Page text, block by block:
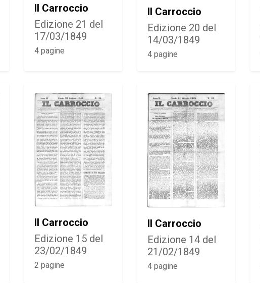
Il Carroccio
Edizione 21 del
17/03/1849
4 pagine
Il Carroccio
Edizione 20 del
14/03/1849
4 pagine
Il Carroccio
Edizione 15 del
23/02/1849
2 pagine
Il Carroccio
Edizione 14 del
21/02/1849
4 pagine